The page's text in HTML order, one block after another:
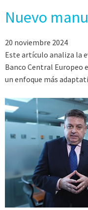
Nuevo
20 noviembre 2024
Este artículo analiza la
Banco Central Europeo
un enfoque más